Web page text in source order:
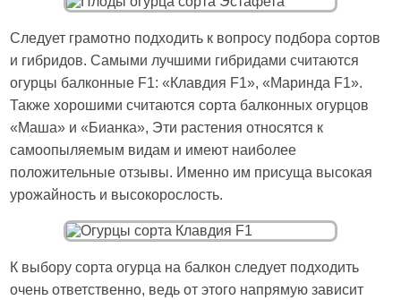
Следует грамотно подходить к вопросу подбора сортов
и гибридов. Самыми лучшими гибридами считаются
огурцы балконные F1: «Клавдия F1», «Маринда F1».
Также хорошими считаются сорта балконных огурцов
«Маша» и «Бианка», Эти растения относятся к
самоопыляемым видам и имеют наиболее
положительные отзывы. Именно им присуща высокая
урожайность и высокорослость.
К выбору сорта огурца на балкон следует подходить
очень ответственно, ведь от этого напрямую зависит